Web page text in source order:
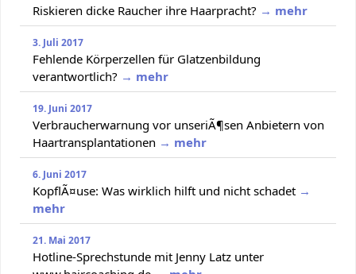
Riskieren dicke Raucher ihre Haarpracht? → mehr
3. Juli 2017
Fehlende Körperzellen für Glatzenbildung
verantwortlich? → mehr
19. Juni 2017
Verbraucherwarnung vor unseriÃ¶sen Anbietern von
Haartransplantationen → mehr
6. Juni 2017
KopflÃ¤use: Was wirklich hilft und nicht schadet →
mehr
21. Mai 2017
Hotline-Sprechstunde mit Jenny Latz unter